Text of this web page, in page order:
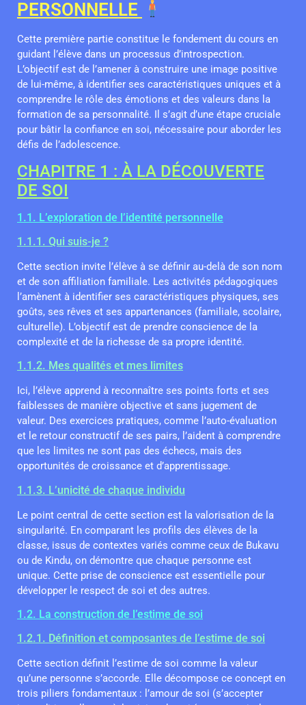
PERSONNELLE
Cette première partie constitue le fondement du cours en
guidant l’élève dans un processus d’introspection.
L’objectif est de l’amener à construire une image positive
de lui-même, à identifier ses caractéristiques uniques et à
comprendre le rôle des émotions et des valeurs dans la
formation de sa personnalité. Il s’agit d’une étape cruciale
pour bâtir la confiance en soi, nécessaire pour aborder les
défis de l’adolescence.
CHAPITRE 1 : À LA DÉCOUVERTE
DE SOI
1.1. L’exploration de l’identité personnelle
1.1.1. Qui suis-je ?
Cette section invite l’élève à se définir au-delà de son nom
et de son affiliation familiale. Les activités pédagogiques
l’amènent à identifier ses caractéristiques physiques, ses
goûts, ses rêves et ses appartenances (familiale, scolaire,
culturelle). L’objectif est de prendre conscience de la
complexité et de la richesse de sa propre identité.
1.1.2. Mes qualités et mes limites
Ici, l’élève apprend à reconnaître ses points forts et ses
faiblesses de manière objective et sans jugement de
valeur. Des exercices pratiques, comme l’auto-évaluation
et le retour constructif de ses pairs, l’aident à comprendre
que les limites ne sont pas des échecs, mais des
opportunités de croissance et d’apprentissage.
1.1.3. L’unicité de chaque individu
Le point central de cette section est la valorisation de la
singularité. En comparant les profils des élèves de la
classe, issus de contextes variés comme ceux de Bukavu
ou de Kindu, on démontre que chaque personne est
unique. Cette prise de conscience est essentielle pour
développer le respect de soi et des autres.
1.2. La construction de l’estime de soi
1.2.1. Définition et composantes de l’estime de soi
Cette section définit l’estime de soi comme la valeur
qu’une personne s’accorde. Elle décompose ce concept en
trois piliers fondamentaux : l’amour de soi (s’accepter